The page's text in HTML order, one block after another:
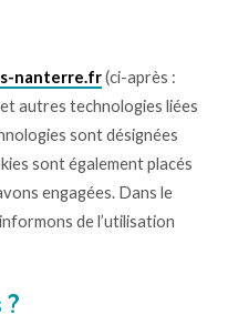
nanterre.fr(ci-après :
autres technologies liées
sont désignées
sont également placés
engagées. Dans le
de l’utilisation
?